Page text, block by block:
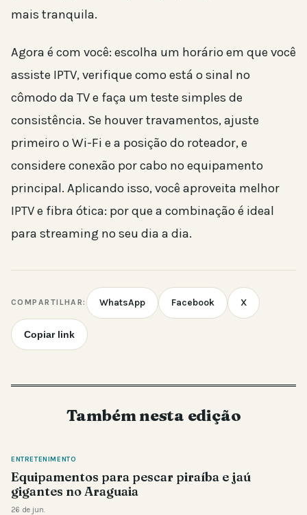
mais tranquila.
Agora é com você: escolha um horário em que você
assiste IPTV, verifique como está o sinal no
cômodo da TV e faça um teste simples de
consistência. Se houver travamentos, ajuste
primeiro o Wi-Fi e a posição do roteador, e
considere conexão por cabo no equipamento
principal. Aplicando isso, você aproveita melhor
IPTV e fibra ótica: por que a combinação é ideal
para streaming no seu dia a dia.
COMPARTILHAR: WhatsApp Facebook X
Copiar link
Também nesta edição
ENTRETENIMENTO
Equipamentos para pescar piraíba e jaú
gigantes no Araguaia
26 de jun.